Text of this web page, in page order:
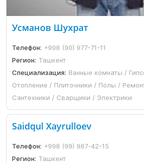
Усманов Шухрат
Телефон: +998 (90) 977-71-11
Регион: Ташкент
Специализация: Ванные комнаты /
Отопление / Плиточники / Полы /
Сантехники / Сварщики / Электрики
Saidqul Xayrulloev
Телефон: +998 (99) 987-42-15
Регион: Ташкент